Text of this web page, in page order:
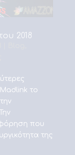
2018
το
που
της